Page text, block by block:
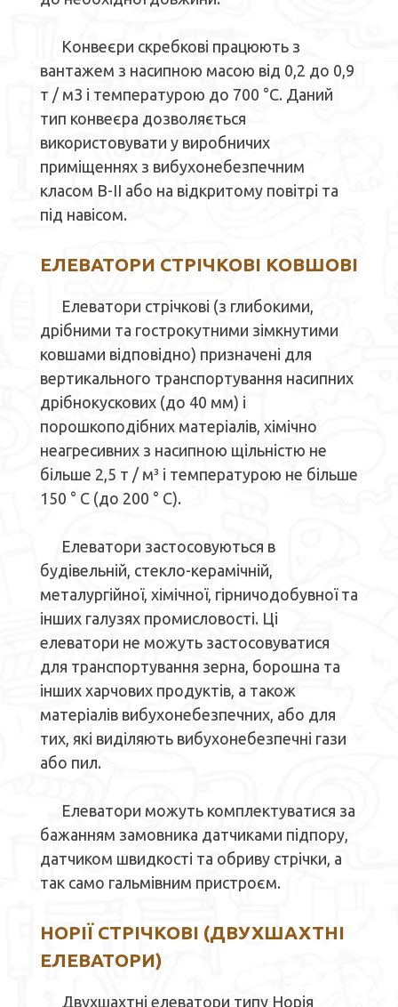
Конвеєри скребкові працюють з
вантажем з насипною масою від 0,2 до 0,9
т / м3 і температурою до 700 °С. Даний
тип конвеєра дозволяється
використовувати у виробничих
приміщеннях з вибухонебезпечним
класом В-ΙΙ або на відкритому повітрі та
під навісом.
ЕЛЕВАТОРИ СТРІЧКОВІ КОВШОВІ
Елеватори стрічкові (з глибокими,
дрібними та гострокутними зімкнутими
ковшами відповідно) призначені для
вертикального транспортування насипних
дрібнокускових (до 40 мм) і
порошкоподібних матеріалів, хімічно
неагресивних з насипною щільністю не
більше 2,5 т / м³ і температурою не більше
150 ° С (до 200 ° С).
Елеватори застосовуються в
будівельній, стекло-керамічній,
металургійної, хімічної, гірничодобувної та
інших галузях промисловості. Ці
елеватори не можуть застосовуватися
для транспортування зерна, борошна та
інших харчових продуктів, а також
матеріалів вибухонебезпечних, або для
тих, які виділяють вибухонебезпечні гази
або пил.
Елеватори можуть комплектуватися за
бажанням замовника датчиками підпору,
датчиком швидкості та обриву стрічки, а
так само гальмівним пристроєм.
НОРІЇ СТРІЧКОВІ (ДВУХШАХТНІ
ЕЛЕВАТОРИ)
Двухшахтні елеватори типу Норія